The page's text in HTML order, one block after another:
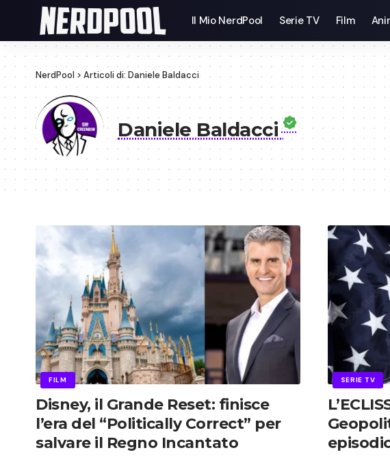
Il Mio NerdPool Serie TV Film
NerdPool> Articoli di: Daniele Baldacci
Daniele Baldacci
FILM
Disney, il Grande Reset: finisce
l’era del “Politically Correct” per
salvare il Regno Incantato
SERIE TV